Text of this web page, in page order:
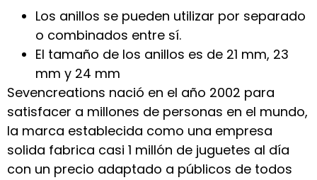
Los anillos se pueden utilizar por separado
o combinados entre sí.
El tamaño de los anillos es de 21 mm, 23
mm y 24 mm
Sevencreations nació en el año 2002 para
satisfacer a millones de personas en el mundo,
la marca establecida como una empresa
solida fabrica casi 1 millón de juguetes al día
con un precio adaptado a públicos de todos